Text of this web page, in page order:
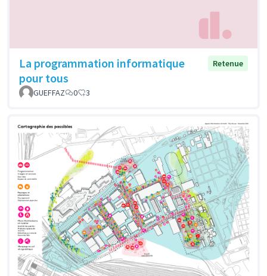
La programmation informatique
pour tous
Retenue
GUEFFAZ 0 3